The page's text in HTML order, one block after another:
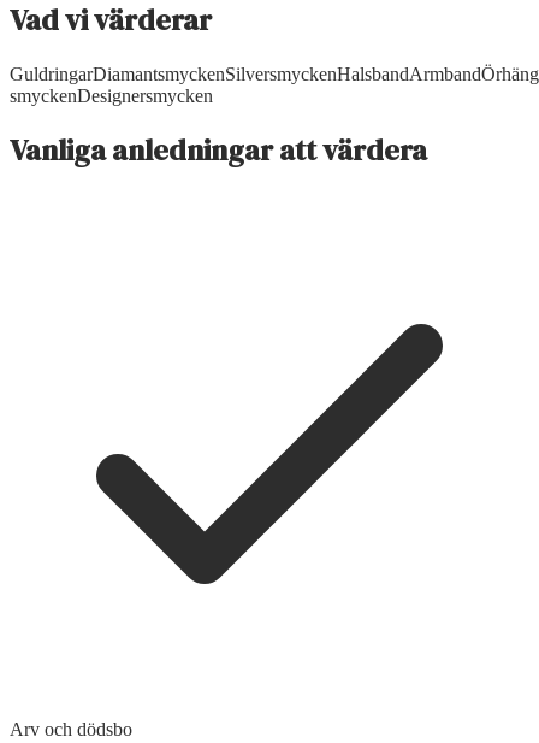
Vad vi värderar
GuldringarDiamantsmyckenSilversmyckenHalsbandArmband
smyckenDesignersmycken
Vanliga anledningar att värdera
Arv och dödsbo